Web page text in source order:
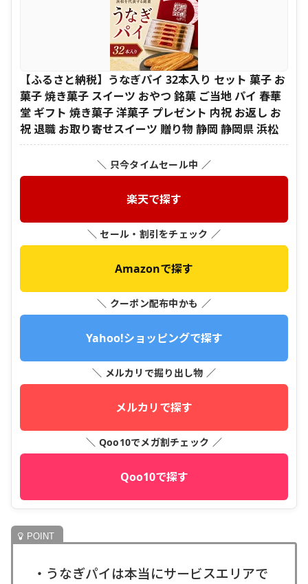
【ふるさと納税】うなぎパイ 32本入り セット 菓子 お
菓子 焼き菓子 スイーツ おやつ 銘菓 ご当地 パイ 春華
堂 ギフト 焼き菓子 洋菓子 プレゼント 内祝 お返し お
祝 退職 お取り寄せスイーツ 贈り物 静岡 静岡県 浜松
＼ 只今タイムセール中 ／
楽天で探す
＼ セール・割引をチェック ／
Amazonで探す
＼ クーポン配布中かも ／
Yahoo!ショッピングで探す
＼ メルカリで掘り出し物 ／
メルカリで探す
＼ Qoo10でメガ割チェック ／
Qoo10で探す
・うなぎパイは本当にサービスエリアで